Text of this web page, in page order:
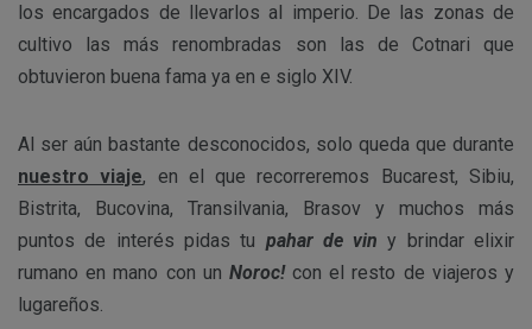
los encargados de llevarlos al imperio. De las zonas de
cultivo las más renombradas son las de Cotnari que
obtuvieron buena fama ya en e siglo XIV.
Al ser aún bastante desconocidos, solo queda que durante
nuestro viaje, en el que recorreremos Bucarest, Sibiu,
Bistrita, Bucovina, Transilvania, Brasov y muchos más
puntos de interés pidas tu pahar de viny brindar elixir
rumano en mano con un Noroc! con el resto de viajeros y
lugareños.